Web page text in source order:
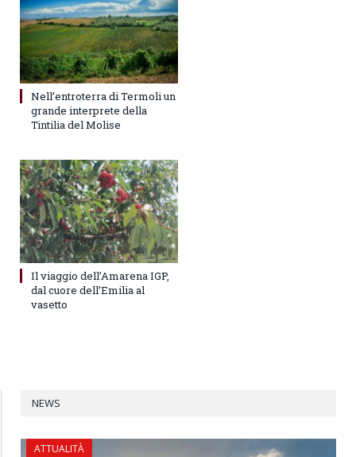
Nell’entroterra di Termoli un
grande interprete della
Tintilia del Molise
Il viaggio dell’Amarena IGP,
dal cuore dell’Emilia al
vasetto
NEWS
ATTUALITÀ